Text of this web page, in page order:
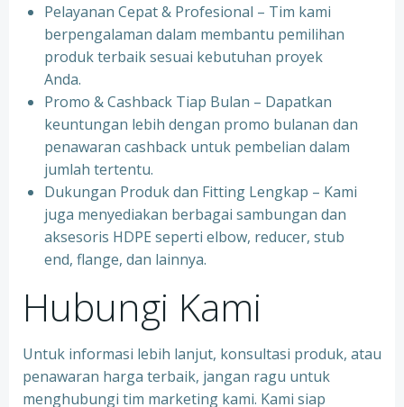
Pelayanan Cepat & Profesional – Tim kami
berpengalaman dalam membantu pemilihan
produk terbaik sesuai kebutuhan proyek
Anda.
Promo & Cashback Tiap Bulan – Dapatkan
keuntungan lebih dengan promo bulanan dan
penawaran cashback untuk pembelian dalam
jumlah tertentu.
Dukungan Produk dan Fitting Lengkap – Kami
juga menyediakan berbagai sambungan dan
aksesoris HDPE seperti elbow, reducer, stub
end, flange, dan lainnya.
Hubungi Kami
Untuk informasi lebih lanjut, konsultasi produk, atau
penawaran harga terbaik, jangan ragu untuk
menghubungi tim marketing kami. Kami siap